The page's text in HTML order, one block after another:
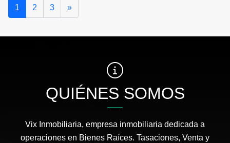
1 2 3 »Siguiente
QUIÉNES SOMOS
Vix Inmobiliaria, empresa inmobiliaria dedicada a
operaciones en Bienes Raíces. Tasaciones, Venta y